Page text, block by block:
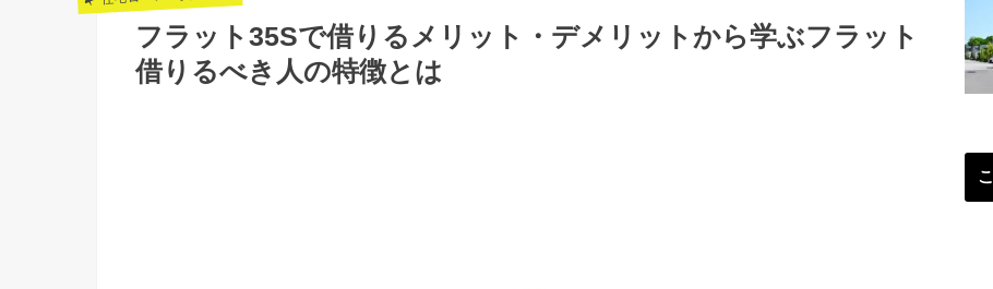
フラット35Sで借りるメリット・デメリットから学ぶフラット
借りるべき人の特徴とは